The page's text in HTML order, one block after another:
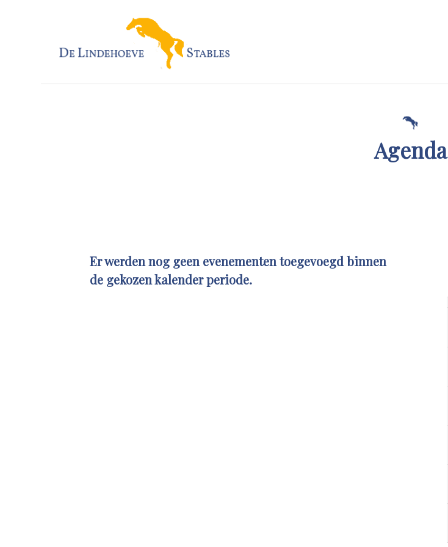
Agenda
Er werden nog geen evenementen toegevoegd binnen
de gekozen kalender periode.